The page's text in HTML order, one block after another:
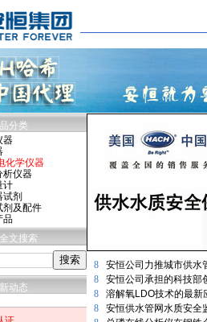
分类
器
化学仪器
析仪器
计
剂
剂及配件
品
文搜索
动态
8
安恒公司力推城市供水
8
安恒公司承担的科技部
8
溶解氧LDO技术的最新
8
安恒供水管网水质安全